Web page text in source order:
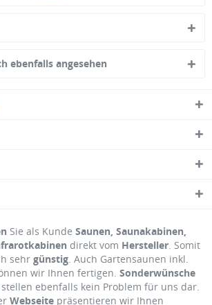
ebenfalls angesehen
Sie als Kunde Saunen, Saunakabinen,
direkt vom Hersteller. Somit
sehr günstig. Auch Gartensaunen inkl.
wir Ihnen fertigen. Sonderwünsche
ebenfalls kein Problem für uns dar.
Webseitepräsentieren wir Ihnen